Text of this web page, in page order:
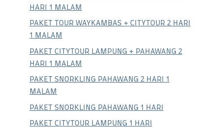
HARI 1 MALAM
PAKET TOUR WAYKAMBAS + CITYTOUR 2 HARI
1 MALAM
PAKET CITYTOUR LAMPUNG + PAHAWANG 2
HARI 1 MALAM
PAKET SNORKLING PAHAWANG 2 HARI 1
MALAM
PAKET SNORKLING PAHAWANG 1 HARI
PAKET CITYTOUR LAMPUNG 1 HARI